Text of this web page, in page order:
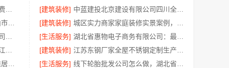
[建筑装修]
中蓝建投北京建设有限公司四川全包重钢别墅婚房布置
[建筑装修]
[生活服务]
湖北省惠物电子商务有限公司：最新生鲜食品网站价格一览
[建筑装修]
[生活服务]